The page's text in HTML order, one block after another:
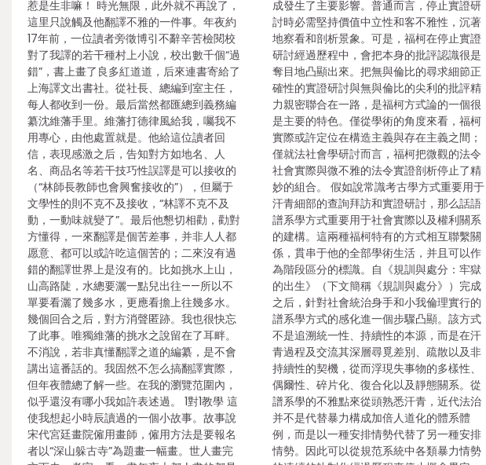
惹是生非嘛！ 時光無限，此外就不再說了，
這里只說觸及他翻譯不雅的一件事。年夜約
17年前，一位讀者旁徵博引不辭辛苦檢閱校
對了我譯的若干種村上小說，校出數千個“過
錯”，書上畫了良多紅道道，后來連書寄給了
上海譯文出書社。從社長、總編到室主任，
每人都收到一份。最后當然都匯總到義務編
纂沈維藩手里。維藩打德律風給我，囑我不
用專心，由他處置就是。他給這位讀者回
信，表現感激之后，告知對方如地名、人
名、商品名等若干技巧性誤譯是可以接收的
（“林師長教師也會興奮接收的”），但屬于
文學性的則不克不及接收，“林譯不克不及
動，一動味就變了”。最后他懇切相勸，勸對
方懂得，一來翻譯是個苦差事，并非人人都
愿意、都可以或許吃這個苦的；二來沒有過
錯的翻譯世界上是沒有的。比如挑水上山，
山高路陡，水總要灑一點兒出往——所以不
單要看灑了幾多水，更應看擔上往幾多水。
幾個回合之后，對方消聲匿跡。我也很快忘
了此事。唯獨維藩的挑水之說留在了耳畔。
不消說，若非真懂翻譯之道的編纂，是不會
講出這番話的。我固然不怎么搞翻譯實際，
但年夜體總了解一些。在我的瀏覽范圍內，
似乎還沒有哪小我如許表述過。 1對1教學 這
使我想起小時辰讀過的一個小故事。故事說
宋代宮廷畫院僱用畫師，僱用方法是要報名
者以“深山躲古寺”為題畫一幅畫。世人畫完
成發生了主要影響。普通而言，停止實證研
討時必需堅持價值中立性和客不雅性，沉著
地察看和剖析景象。可是，福柯在停止實證
研討經過歷程中，會把本身的批評認識很是
奪目地凸顯出來。把無與倫比的尋求細節正
確性的實證研討與無與倫比的尖利的批評精
力親密聯合在一路，是福柯方式論的一個很
是主要的特色。僅從學術的角度來看，福柯
實際或許定位在構造主義與存在主義之間；
僅就法社會學研討而言，福柯把微觀的法令
社會實際與微不雅的法令實證剖析停止了精
妙的組合。 假如說常識考古學方式重要用于
汗青細部的查詢拜訪和實證研討，那么話語
譜系學方式重要用于社會實際以及權利關系
的建構。這兩種福柯特有的方式相互聯繫關
係，貫串于他的全部學術生活，并且可以作
為階段區分的標識。自《規訓與處分：牢獄
的出生》（下文簡稱《規訓與處分》）完成
之后，針對社會統治身手和小我倫理實行的
譜系學方式的感化進一個步驟凸顯。該方式
不是追溯統一性、持續性的本源，而是在汗
青過程及交流其深層尋覓差別、疏散以及非
持續性的契機，從而浮現失事物的多樣性、
偶爾性、碎片化、復合化以及靜態關系。從
譜系學的不雅點來從頭熟悉汗青，近代法治
并不是代替暴力構成加倍人道化的體系體
例，而是以一種安排情勢代替了另一種安排
情勢。因此可以從規范系統中各類暴力情勢